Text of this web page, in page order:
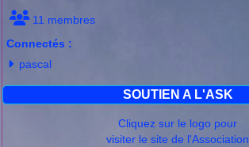
11 membres
Connectés :
pascal
SOUTIEN A L'ASK
Cliquez sur le logo pour
visiter le site de l'Association